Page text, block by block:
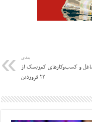
بعدی
و کسب‌وکارهای کم‌ریسک از
۲۳ فروردین